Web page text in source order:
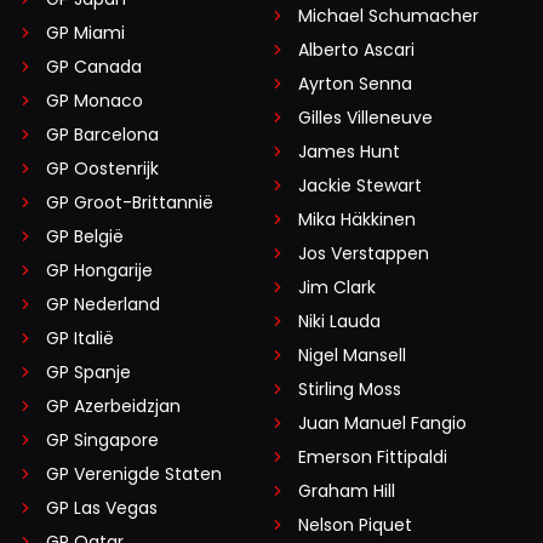
een duik in open zee door een duikboot in de rug
24 november 2025 18:04
@HaroldLT Klopt, bericht ook gehoord. Duikboot is
daarna met ernstige schade aan de boeg uitgevallen.
katja
24 november 2025 12:12
Zalig hoe Mister Brown door het ijs zakt
Em ver
24 november 2025 12:55
Op Racenet https://www.racefans.net/2025/11/23/the-
GP Miami
GP Canada
GP Monaco
GP Barcelona
GP Oostenrijk
GP Groot-Brittannië
GP België
GP Hongarije
GP Nederland
GP Italië
GP Spanje
GP Azerbeidzjan
GP Singapore
GP Verenigde Staten
GP Las Vegas
Michael Schumacher
Alberto Ascari
Ayrton Senna
Gilles Villeneuve
James Hunt
Jackie Stewart
Mika Häkkinen
Jos Verstappen
Jim Clark
Niki Lauda
Nigel Mansell
Stirling Moss
Juan Manuel Fangio
Emerson Fittipaldi
Graham Hill
Nelson Piquet